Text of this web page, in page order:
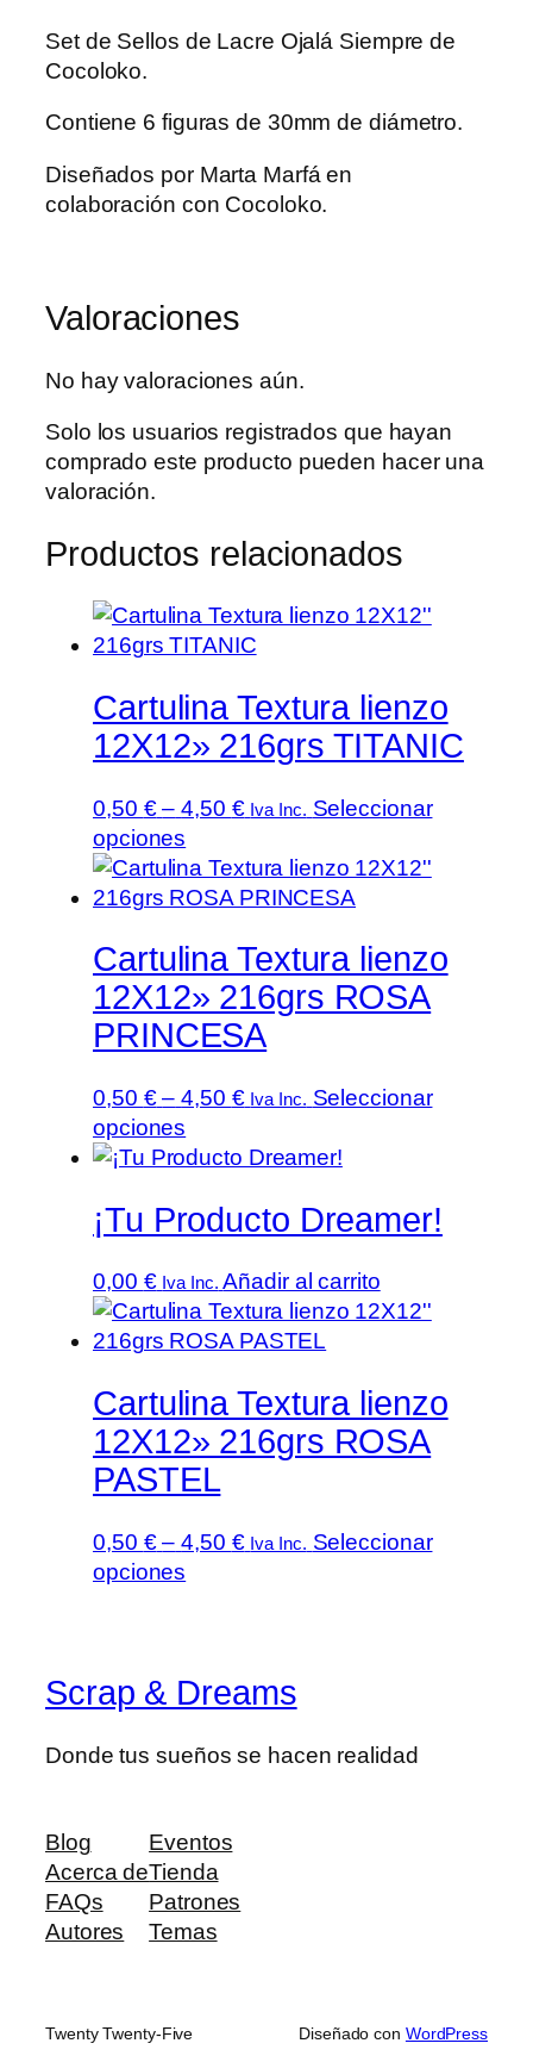
Set de Sellos de Lacre Ojalá Siempre de
Cocoloko.
Contiene 6 figuras de 30mm de diámetro.
Diseñados por Marta Marfá en
colaboración con Cocoloko.
Valoraciones
No hay valoraciones aún.
Solo los usuarios registrados que hayan
comprado este producto pueden hacer una
valoración.
Productos relacionados
Cartulina Textura lienzo
12X12» 216grs TITANIC
0,50 € – 4,50 €Rango
precios:
desde
hasta
4,50 €
Iva Inc. Seleccionar
opciones
producto
tiene
variantes.
Las
opciones
se
elegir
en
la
de
Cartulina Textura lienzo
12X12» 216grs ROSA
PRINCESA
0,50 € – 4,50 €Rango
precios:
0,50 €
4,50 €
Iva Inc. Seleccionar
opciones
producto
múltiples
Las
opciones
se
elegir
en
la
página
producto
¡Tu Producto Dreamer!
0,00 € Iva Inc. Añadir al carrito
Cartulina Textura lienzo
12X12» 216grs ROSA
PASTEL
0,50 € – 4,50 €Rango
hasta
Iva Inc. Seleccionar
opciones
variantes.
opciones
elegir
en
la
página
Scrap & Dreams
Donde tus sueños se hacen realidad
Blog
Acerca de
FAQs
Autores
Eventos
Tienda
Patrones
Temas
Twenty Twenty-Five Diseñado con WordPress